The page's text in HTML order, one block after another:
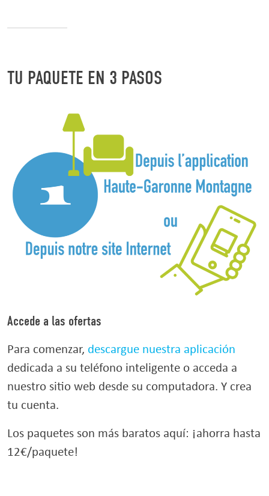
TU PAQUETE EN 3 PASOS
Accede a las ofertas
Para comenzar, descargue nuestra aplicación
dedicada a su teléfono inteligente o acceda a
nuestro sitio web desde su computadora. Y crea
tu cuenta.
Los paquetes son más baratos aquí: ¡ahorra hasta
12€/paquete!